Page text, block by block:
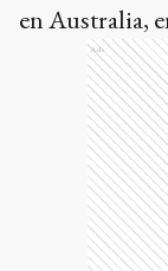
en Australia,
Ads